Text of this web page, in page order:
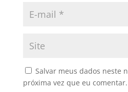
Salvar meus dados neste
próxima vez que eu comentar.